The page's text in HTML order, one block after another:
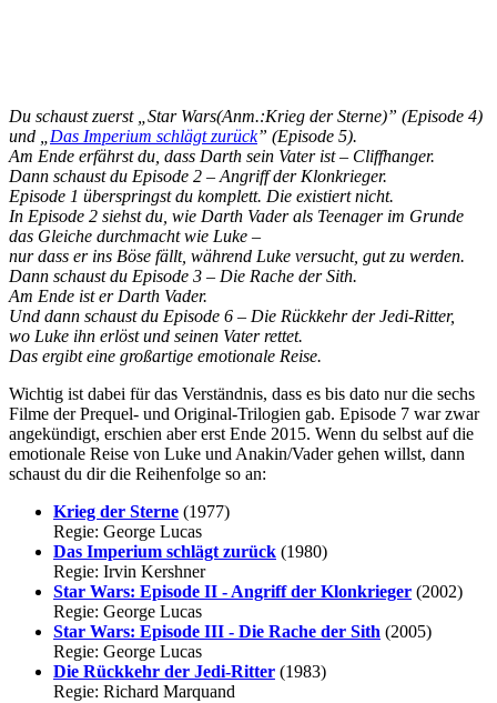
Du schaust zuerst „Star Wars(Anm.:Krieg der Sterne)” (Episode 4)
und „ Das Imperium schlägt zurück” (Episode 5).
Am Ende erfährst du, dass Darth sein Vater ist – Cliffhanger.
Dann schaust du Episode 2 – Angriff der Klonkrieger.
Episode 1 überspringst du komplett. Die existiert nicht.
In Episode 2 siehst du, wie Darth Vader als Teenager im Grunde
das Gleiche durchmacht wie Luke –
nur dass er ins Böse fällt, während Luke versucht, gut zu werden.
Dann schaust du Episode 3 – Die Rache der Sith.
Am Ende ist er Darth Vader.
Und dann schaust du Episode 6 – Die Rückkehr der Jedi-Ritter,
wo Luke ihn erlöst und seinen Vater rettet.
Das ergibt eine großartige emotionale Reise.
Wichtig ist dabei für das Verständnis, dass es bis dato nur die sechs
Filme der Prequel- und Original-Trilogien gab. Episode 7 war zwar
angekündigt, erschien aber erst Ende 2015. Wenn du selbst auf die
emotionale Reise von Luke und Anakin/Vader gehen willst, dann
schaust du dir die Reihenfolge so an:
Krieg der Sterne (1977)
Regie: George Lucas
Das Imperium schlägt zurück (1980)
Regie: Irvin Kershner
Star Wars: Episode II - Angriff der Klonkrieger (2002)
Regie: George Lucas
Star Wars: Episode III - Die Rache der Sith (2005)
Regie: George Lucas
Die Rückkehr der Jedi-Ritter (1983)
Regie: Richard Marquand